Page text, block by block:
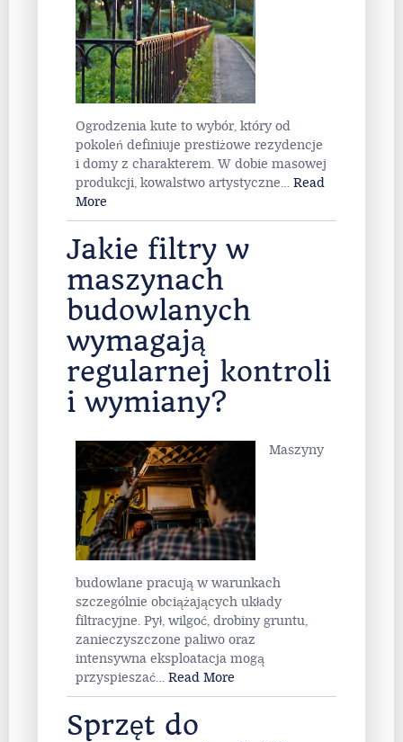
Ogrodzenia kute to wybór, który od
pokoleń definiuje prestiżowe rezydencje
i domy z charakterem. W dobie masowej
produkcji, kowalstwo artystyczne… Read
More
Jakie filtry w
maszynach
budowlanych
wymagają
regularnej kontroli
i wymiany?
Maszyny
budowlane pracują w warunkach
szczególnie obciążających układy
filtracyjne. Pył, wilgoć, drobiny gruntu,
zanieczyszczone paliwo oraz
intensywna eksploatacja mogą
przyspieszać… Read More
Sprzęt do